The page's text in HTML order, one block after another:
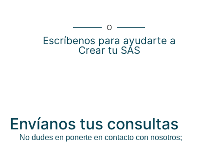
O
Escríbenos para ayudarte a
Crear tu SAS
Envíanos tus consultas
No dudes en ponerte en contacto con nosotros;